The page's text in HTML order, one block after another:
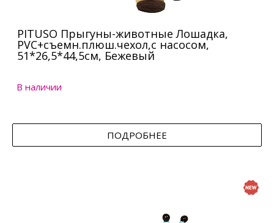
PITUSO Прыгуны-животные Лошадка,
PVC+съемн.плюш.чехол,с насосом,
51*26,5*44,5см, Бежевый
В наличии
ПОДРОБНЕЕ